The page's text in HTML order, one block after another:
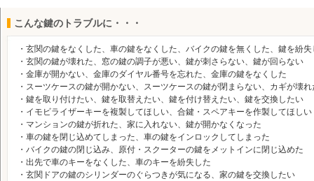
こんな鍵のトラブルに・・・
・玄関の鍵をなくした、車の鍵をなくした、バイクの鍵を無くした、鍵を紛失
・玄関の鍵が壊れた、窓の鍵の調子が悪い、鍵が刺さらない、鍵が回らない
・金庫が開かない、金庫のダイヤル番号を忘れた、金庫の鍵をなくした
・スーツケースの鍵が開かない、スーツケースの鍵が閉まらない、カギが壊れ
・鍵を取り付けたい、鍵を取替えたい、鍵を付け替えたい、鍵を交換したい
・イモビライザーキーを複製してほしい、合鍵・スペアキーを作製してほしい
・マンションの鍵が折れた、家に入れない、鍵が開かなくなった
・車の鍵を閉じ込めてしまった、車の鍵をインロックしてしまった
・バイクの鍵の閉じ込み、原付・スクーターの鍵をメットインに閉じ込めた
・出先で車のキーをなくした、車のキーを紛失した
・玄関ドアの鍵のシリンダーのぐらつきが気になる、家の鍵を交換したい